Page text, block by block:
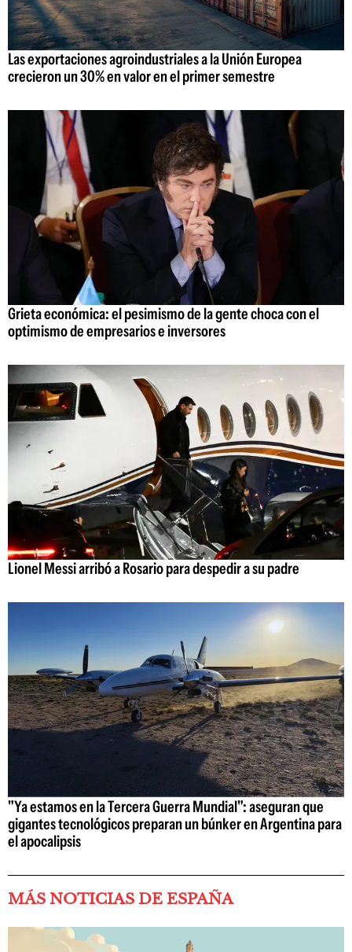
Las exportaciones agroindustriales a la Unión Europea
crecieron un 30% en valor en el primer semestre
Grieta económica: el pesimismo de la gente choca con el
optimismo de empresarios e inversores
Lionel Messi arribó a Rosario para despedir a su padre
"Ya estamos en la Tercera Guerra Mundial": aseguran que
gigantes tecnológicos preparan un búnker en Argentina para
el apocalipsis
MÁS NOTICIAS DE ESPAÑA